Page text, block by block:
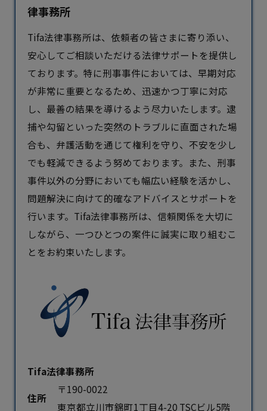
律事務所
Tifa法律事務所は、依頼者の皆さまに寄り添い、
安心してご相談いただける法律サポートを提供し
ております。特に刑事事件においては、早期対応
が非常に重要となるため、迅速かつ丁寧に対応
し、最善の結果を導けるよう尽力いたします。逮
捕や勾留といった突然のトラブルに直面された場
合も、弁護活動を通じて権利を守り、不安を少し
でも軽減できるよう努めております。また、刑事
事件以外の分野においても幅広い経験を活かし、
問題解決に向けて的確なアドバイスとサポートを
行います。Tifa法律事務所は、信頼関係を大切に
しながら、一つひとつの案件に誠実に取り組むこ
とをお約束いたします。
Tifa法律事務所
住所
〒190-0022
東京都立川市錦町1丁目4-20 TSCビル5階